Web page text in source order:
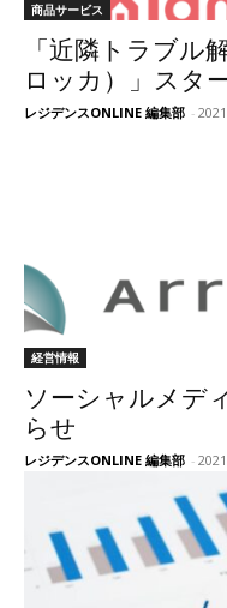
商品サービス
「近隣トラブル
ロッカ）」スタ
レジデンスONLINE 編集部 -
経営情報
ソーシャルメデ
らせ
レジデンスONLINE 編集部 -